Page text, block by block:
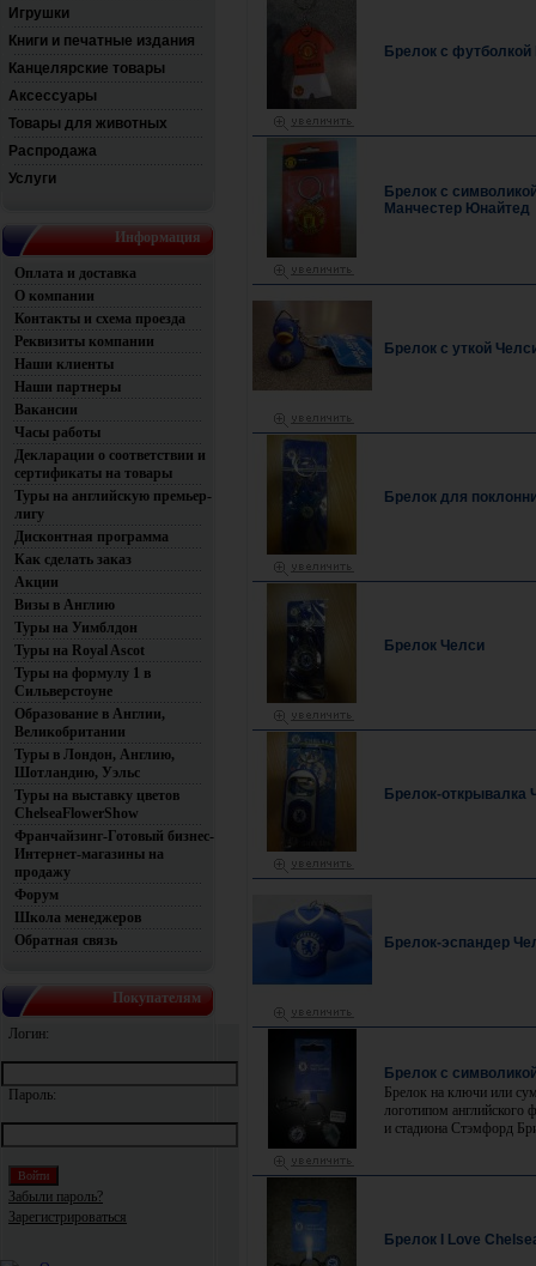
Игрушки
Книги и печатные издания
Канцелярские товары
Аксессуары
Товары для животных
Распродажа
Услуги
Информация
Оплата и доставка
О компании
Контакты и схема проезда
Реквизиты компании
Наши клиенты
Наши партнеры
Вакансии
Часы работы
Декларации о соответствии и
сертификаты на товары
Туры на английскую премьер-
лигу
Дисконтная программа
Как сделать заказ
Акции
Визы в Англию
Туры на Уимблдон
Туры на Royal Ascot
Туры на формулу 1 в
Сильверстоуне
Образование в Англии,
Великобритании
Туры в Лондон, Англию,
Шотландию, Уэльс
Туры на выставку цветов
ChelseaFlowerShow
Франчайзинг-Готовый бизнес-
Интернет-магазины на
продажу
Форум
Школа менеджеров
Обратная связь
Покупателям
Логин:
Пароль:
Забыли пароль?
Зарегистрироваться
Брелок с
Брелок с
Манчестер Юнайтед
Брелок с уткой
Брелок для
Брелок Челси
Брелок-открывалка
Брелок-эспандер
Брелок с
Брелок на ключи или
логотипом английского
и стадиона Стэмфорд
Брелок I Love